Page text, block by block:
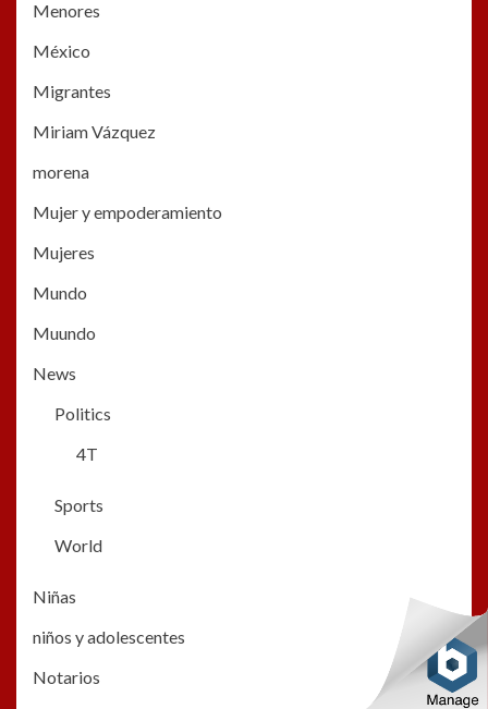
Menores
México
Migrantes
Miriam Vázquez
morena
Mujer y empoderamiento
Mujeres
Mundo
Muundo
News
Politics
4T
Sports
World
Niñas
niños y adolescentes
Notarios